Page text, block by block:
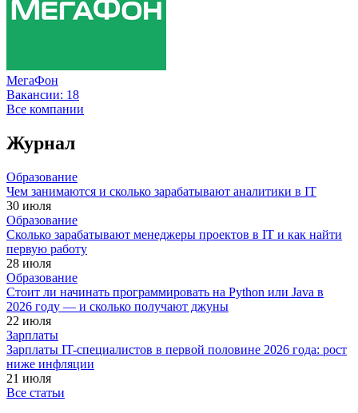
МегаФон
Вакансии: 18
Все компании
Журнал
Образование
Чем занимаются и сколько зарабатывают аналитики в IT
30 июля
Образование
Сколько зарабатывают менеджеры проектов в IT и как найти
первую работу
28 июля
Образование
Стоит ли начинать программировать на Python или Java в
2026 году — и сколько получают джуны
22 июля
Зарплаты
Зарплаты IT-специалистов в первой половине 2026 года: рост
ниже инфляции
21 июля
Все статьи